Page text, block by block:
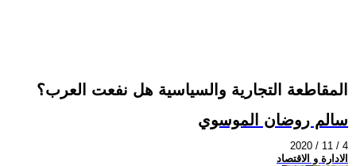
المقاطعة التجارية والسياسية هل نفعت العرب؟
سالم روضان الموسوي
2020 / 11 / 4
الادارة و الاقتصاد